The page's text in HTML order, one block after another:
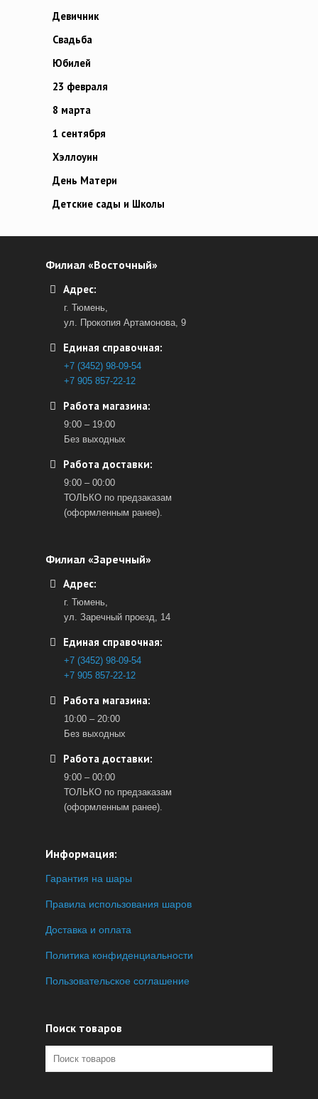
Девичник
Свадьба
Юбилей
23 февраля
8 марта
1 сентября
Хэллоуин
День Матери
Детские сады и Школы
Филиал «Восточный»
Адрес:
г. Тюмень,
ул. Прокопия Артамонова, 9
Единая справочная:
+7 (3452) 98-09-54
+7 905 857-22-12
Работа магазина:
9:00 – 19:00
Без выходных
Работа доставки:
9:00 – 00:00
ТОЛЬКО по предзаказам
(оформленным ранее).
Филиал «Заречный»
Адрес:
г. Тюмень,
ул. Заречный проезд, 14
Единая справочная:
+7 (3452) 98-09-54
+7 905 857-22-12
Работа магазина:
10:00 – 20:00
Без выходных
Работа доставки:
9:00 – 00:00
ТОЛЬКО по предзаказам
(оформленным ранее).
Информация:
Гарантия на шары
Правила использования шаров
Доставка и оплата
Политика конфиденциальности
Пользовательское соглашение
Поиск товаров